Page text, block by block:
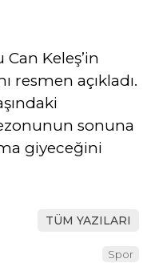
Keleş’in
resmen açıkladı.
sonuna
giyeceğini
TÜM YAZILARI
Spor